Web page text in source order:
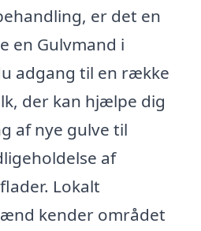
er det en
en Gulvmand i
adgang til en række
der kan hjælpe dig
af nye gulve til
af
Lokalt
kender området